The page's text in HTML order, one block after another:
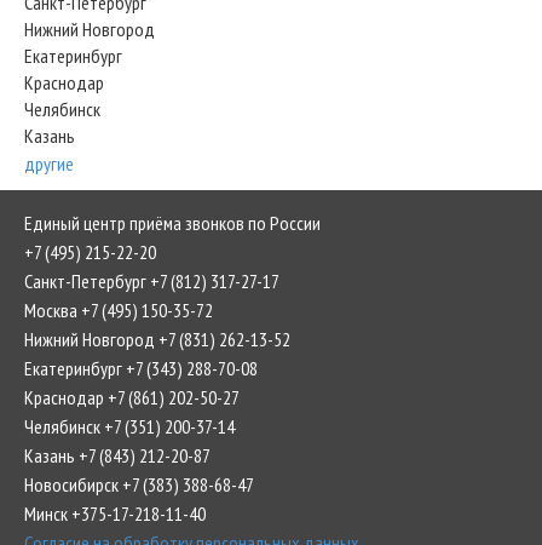
Нижний Новгород
Екатеринбург
Краснодар
Челябинск
Казань
другие
Единый центр приёма звонков по России
+7 (495) 215-22-20
Санкт-Петербург +7 (812) 317-27-17
Москва +7 (495) 150-35-72
Нижний Новгород +7 (831) 262-13-52
Екатеринбург +7 (343) 288-70-08
Краснодар +7 (861) 202-50-27
Челябинск +7 (351) 200-37-14
Казань +7 (843) 212-20-87
Новосибирск +7 (383) 388-68-47
Минск +375-17-218-11-40